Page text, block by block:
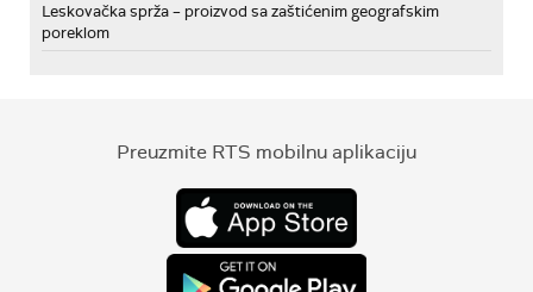
Leskovačka sprža – proizvod sa zaštićenim geografskim
poreklom
Preuzmite RTS mobilnu aplikaciju